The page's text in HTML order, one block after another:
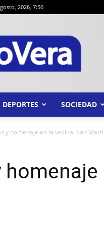
2026, 7:56
INFO
VERA
DEPORTES SOCIEDAD
y homenaje en la vecinal San